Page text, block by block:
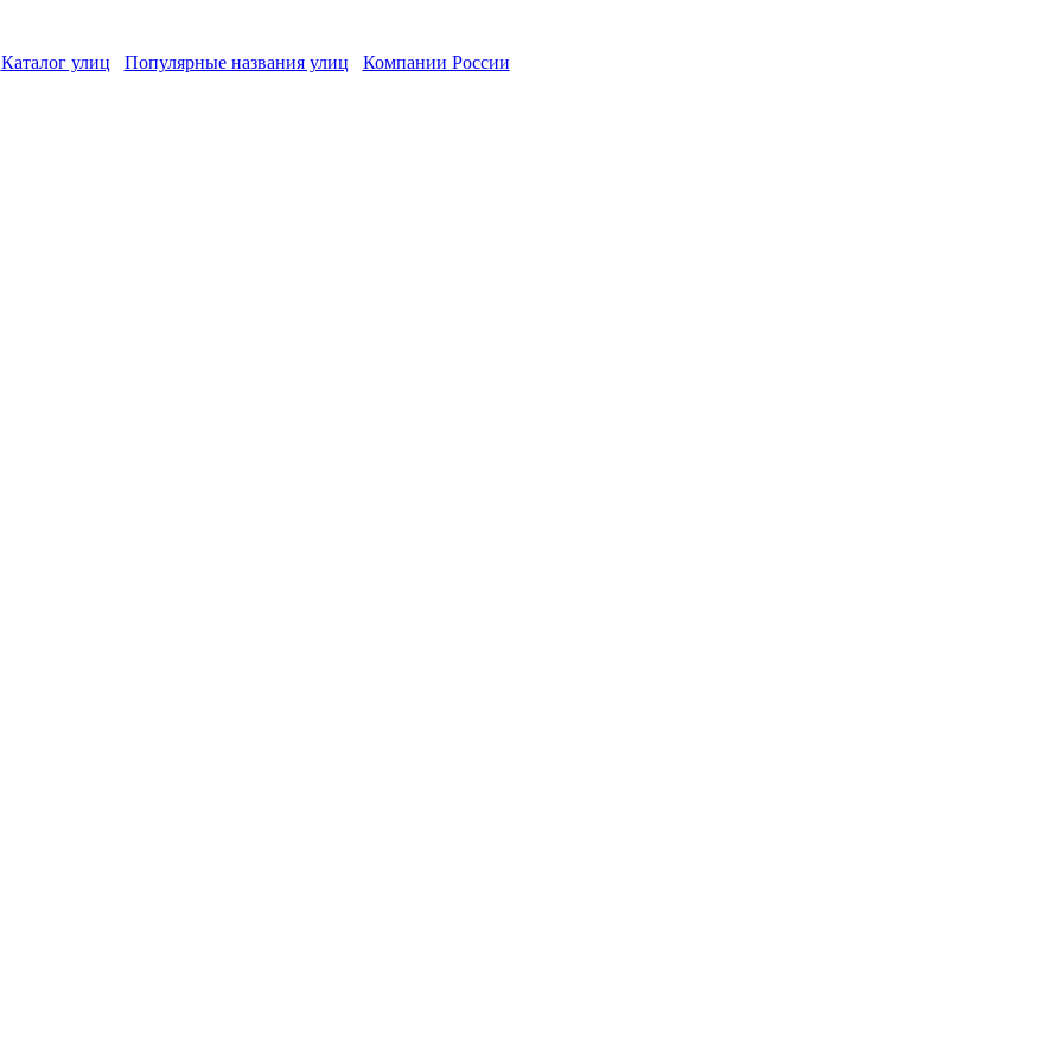
Каталог улиц Популярные названия улиц Компании России